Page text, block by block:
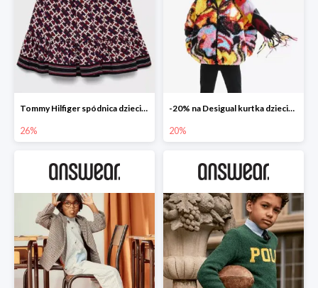
Tommy Hilfiger spódnica dziecięca
26%
-20% na Desigual kurtka dziecięca
20%